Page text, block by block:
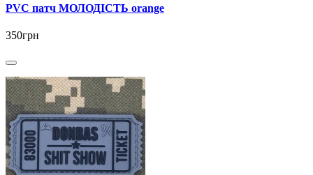
PVC патч МОЛОДІСТЬ orange
350грн